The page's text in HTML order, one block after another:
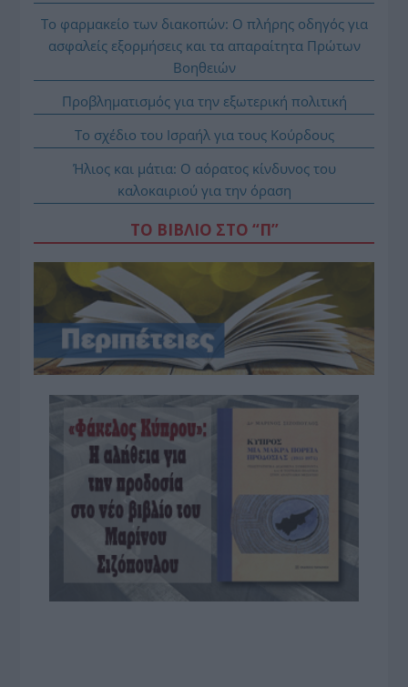
Το φαρμακείο των διακοπών: Ο πλήρης οδηγός για
ασφαλείς εξορμήσεις και τα απαραίτητα Πρώτων
Βοηθειών
Προβληματισμός για την εξωτερική πολιτική
Το σχέδιο του Ισραήλ για τους Κούρδους
Ήλιος και μάτια: Ο αόρατος κίνδυνος του
καλοκαιριού για την όραση
ΤΟ ΒΙΒΛΙΟ ΣΤΟ “Π”